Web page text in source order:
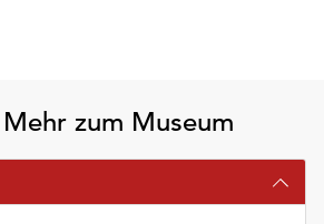
zum Museum